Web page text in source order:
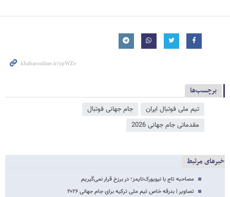
برچسب‌ها
تیم ملی فوتبال ایران
جام جهانی فوتبال
مقدماتی جام جهانی 2026
خبرهای مرتبط
مصاحبه تاج با نیویورک‌تایمز؛ در برزخ قرار نمی‌گیریم
تصاویر | بدرقه خاص تیم ملی ترکیه برای جام جهانی ۲۰۲۶